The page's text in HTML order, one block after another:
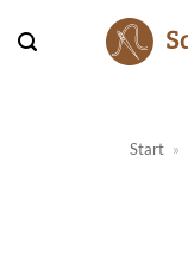
Inhalt
Start »